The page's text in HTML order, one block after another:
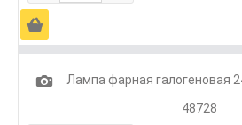
Ä
1
Лампа фарная галогеновая
48728